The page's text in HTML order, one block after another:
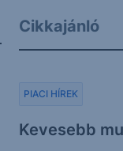
Cikkajánló
Kevesebb
PIACI HÍREK